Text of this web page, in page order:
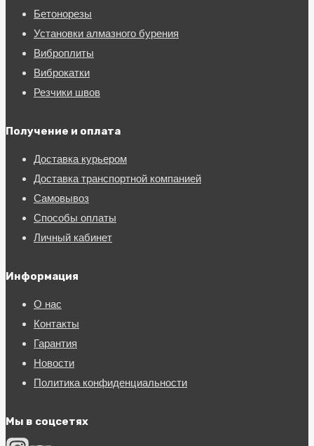
Бетонорезы
Установки алмазного бурения
Виброплиты
Виброкатки
Резчики швов
Получение и оплата
Доставка курьером
Доставка транспортной компанией
Самовывоз
Способы оплаты
Личный кабинет
Информация
О нас
Контакты
Гарантия
Новости
Политика конфиденциальности
Мы в соцсетях